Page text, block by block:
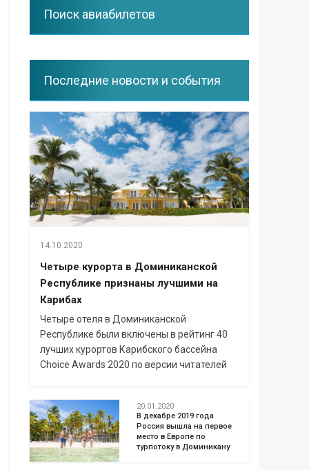
Поиск авиабилетов
Последние новости и события
14.10.2020
Четыре курорта в Доминиканской
Республике признаны лучшими на
Карибах
Четыре отеля в Доминиканской
Республике были включены в рейтинг 40
лучших курортов Карибского бассейна
Choice Awards 2020 по версии читателей
20.01.2020
В декабре 2019 года
Россия вышла на первое
место в Европе по
турпотоку в Доминикану